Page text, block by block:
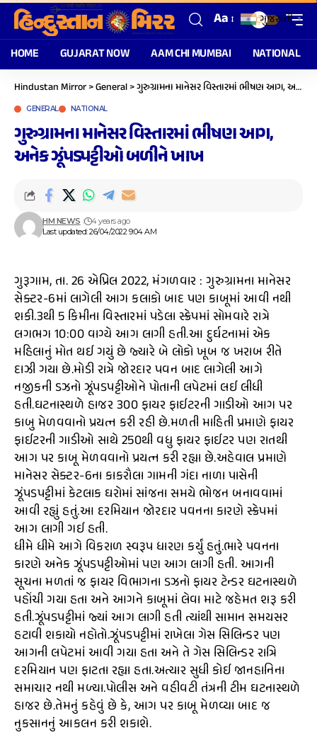
Aa
HOME GUJARAT NOW AAM CHI MUMBAI NATIONAL
Hindustan Mirror>General>ગુરુગ્રામના માનેસર વિસ્તારમાં ભીષણ આગ, અનેક ઝૂંપડપટ્ટીઓ બળીને ખાખ
GENERAL NATIONAL
ગુરુગ્રામના માનેસર વિસ્તારમાં ભીષણ આગ,
અનેક ઝૂંપડપટ્ટીઓ બળીને ખાખ
Last updated: 26/04/2022 9:04 AM
HM NEWS 4 years ago
ગુરૂગામ, તા. 26 એપ્રિલ 2022, મંગળવાર : ગુરુગ્રામના માનેસર
સેક્ટર-6માં લાગેલી આગ કલાકો બાદ પણ કાબૂમાં આવી નથી
શકી.3થી 5 કિમીના વિસ્તારમાં પડેલા સ્ક્રેપમાં સોમવારે રાત્રે
લગભગ 10:00 વાગ્યે આગ લાગી હતી.આ દુર્ઘટનામાં એક
મહિલાનું મોત થઈ ગયું છે જ્યારે બે લોકો ખૂબ જ ખરાબ રીતે
દાઝી ગયા છે.મોડી રાત્રે જોરદાર પવન બાદ લાગેલી આગે
નજીકની ડઝનો ઝૂંપડપટ્ટીઓને પોતાની લપેટમાં લઈ લીધી
હતી.ઘટનાસ્થળે હાજર 300 ફાયર ફાઈટરની ગાડીઓ આગ પર
કાબુ મેળવવાનો પ્રયત્ન કરી રહી છે.મળતી માહિતી પ્રમાણે ફાયર
ફાઈટરની ગાડીઓ સાથે 250થી વધુ ફાયર ફાઈટર પણ રાતથી
આગ પર કાબૂ મેળવવાનો પ્રયત્ન કરી રહ્યા છે.અહેવાલ પ્રમાણે
માનેસર સેક્ટર-6ના કાકરૌલા ગામની ગંદા નાળા પાસેની
ઝૂંપડપટ્ટીમાં કેટલાક ઘરોમાં સાંજના સમયે ભોજન બનાવવામાં
આવી રહ્યું હતું.આ દરમિયાન જોરદાર પવનના કારણે સ્ક્રેપમાં
આગ લાગી ગઈ હતી.
ધીમે ધીમે આગે વિકરાળ સ્વરૂપ ધારણ કર્યું હતું.ભારે પવનના
કારણે અનેક ઝૂંપડપટ્ટીઓમાં પણ આગ લાગી હતી. આગની
સૂચના મળતાં જ ફાયર વિભાગના ડઝનો ફાયર ટેન્ડર ઘટનાસ્થળે
પહોંચી ગયા હતા અને આગને કાબૂમાં લેવા માટે જહેમત શરૂ કરી
હતી.ઝૂંપડપટ્ટીમાં જ્યાં આગ લાગી હતી ત્યાંથી સામાન સમયસર
હટાવી શકાયો નહોતો.ઝૂંપડપટ્ટીમાં રાખેલા ગેસ સિલિન્ડર પણ
આગની લપેટમાં આવી ગયા હતા અને તે ગેસ સિલિન્ડર રાત્રિ
દરમિયાન પણ ફાટતા રહ્યા હતા.અત્યાર સુધી કોઈ જાનહાનિના
સમાચાર નથી મળ્યા.પોલીસ અને વહીવટી તંત્રની ટીમ ઘટનાસ્થળે
હાજર છે.તેમનું કહેવું છે કે, આગ પર કાબૂ મેળવ્યા બાદ જ
નુકસાનનું આકલન કરી શકાશે.
ગુજરાતી ▼